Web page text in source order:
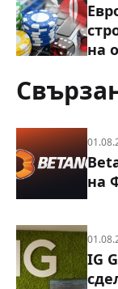
на
на
IG